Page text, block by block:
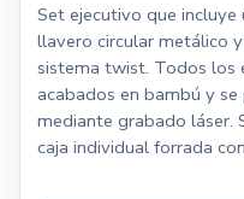
Set ejecutivo que
llavero circular metálico
sistema twist. Todos los
acabados en bambú y
mediante grabado láser.
caja individual forrada